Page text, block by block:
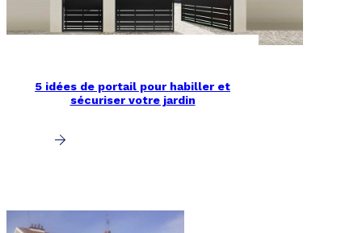
5 idées de portail pour habiller et
sécuriser votre jardin